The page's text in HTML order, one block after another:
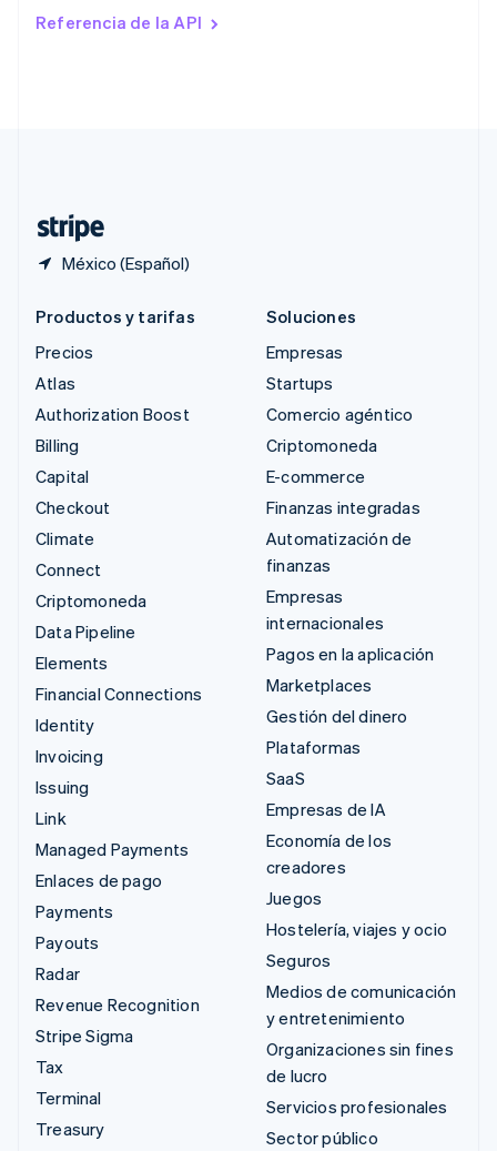
Referencia de la API
México (Español)
English
Productos y tarifas
Precios
Atlas
Authorization Boost
Billing
Capital
Checkout
Climate
Connect
Criptomoneda
Data Pipeline
Elements
Financial Connections
Identity
Invoicing
Issuing
Link
Managed Payments
Enlaces de pago
Payments
Payouts
Radar
Revenue Recognition
Stripe Sigma
Tax
Terminal
Treasury
Soluciones
Empresas
Startups
Comercio agéntico
Criptomoneda
E-commerce
Finanzas integradas
Automatización de
finanzas
Empresas
internacionales
Pagos en la aplicación
Marketplaces
Gestión del dinero
Plataformas
SaaS
Empresas de IA
Economía de los
creadores
Juegos
Hostelería, viajes y ocio
Seguros
Medios de comunicación
y entretenimiento
Organizaciones sin fines
de lucro
Servicios profesionales
Sector público